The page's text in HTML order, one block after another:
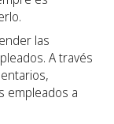
las
A través
empleados a